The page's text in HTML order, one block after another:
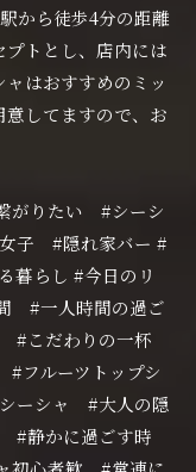
から徒歩4分の距離
トとし、店内には
はおすすめのミッ
意してますので、お
がりたい #シーシ
子 #隠れ家バー #
暮らし #今日のリ
#一人時間の過ご
#こだわりの一杯
フルーツトップシ
ーシャ #大人の隠
#静かに過ごす時